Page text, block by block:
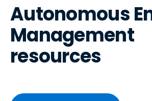
Autonomous
Management
resources